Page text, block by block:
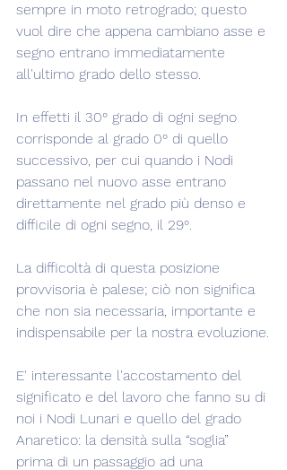
sempre in moto retrogrado; questo
vuol dire che appena cambiano asse e
segno entrano immediatamente
all'ultimo grado dello stesso.
In effetti il 30° grado di ogni segno
corrisponde al grado 0° di quello
successivo, per cui quando i Nodi
passano nel nuovo asse entrano
direttamente nel grado più denso e
difficile di ogni segno, il 29°.
La difficoltà di questa posizione
provvisoria è palese; ciò non significa
che non sia necessaria, importante e
indispensabile per la nostra evoluzione.
E' interessante l'accostamento del
significato e del lavoro che fanno su di
noi i Nodi Lunari e quello del grado
Anaretico: la densità sulla “soglia”
prima di un passaggio ad una